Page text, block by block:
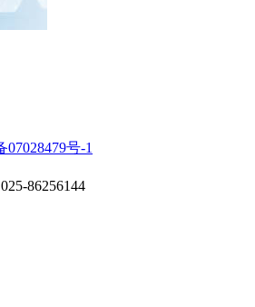
07028479号-1
86256144